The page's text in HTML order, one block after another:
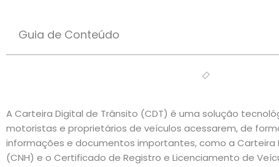
Guia de Conteúdo
A Carteira Digital de Trânsito (CDT) é uma solução
motoristas e proprietários de veículos acessarem, de
informações e documentos importantes, como a Carteira
(CNH) e o Certificado de Registro e Licenciamento de